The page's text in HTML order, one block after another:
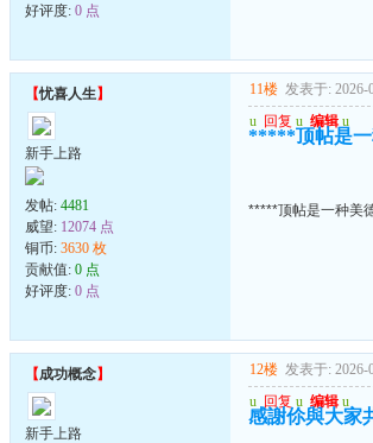
好评度: 0 点
【忧喜人生】
新手上路
发帖: 4481
威望: 12074 点
铜币: 3630 枚
贡献值: 0 点
好评度: 0 点
11楼 发表于: 2026-
u 回复 u 编辑 u
*****顶帖是一
*****顶帖是一种美
【成功概念】
新手上路
12楼 发表于: 2026-
u 回复 u 编辑 u
感謝伱與大家